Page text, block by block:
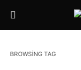
BROWSING TAG